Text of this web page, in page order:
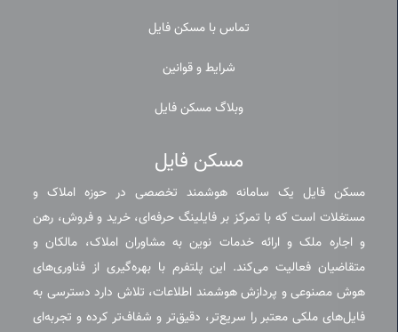
تماس با مسکن فایل
شرایط و قوانین
وبلاگ مسکن فایل
مسکن فایل
مسکن فایل یک سامانه هوشمند تخصصی در حوزه املاک و
مستغلات است که با تمرکز بر فایلینگ حرفه‌ای، خرید و فروش، رهن
و اجاره ملک و ارائه خدمات نوین به مشاوران املاک، مالکان و
متقاضیان فعالیت می‌کند. این پلتفرم با بهره‌گیری از فناوری‌های
هوش مصنوعی و پردازش هوشمند اطلاعات، تلاش دارد دسترسی به
فایل‌های ملکی معتبر را سریع‌تر، دقیق‌تر و شفاف‌تر کرده و تجربه‌ای